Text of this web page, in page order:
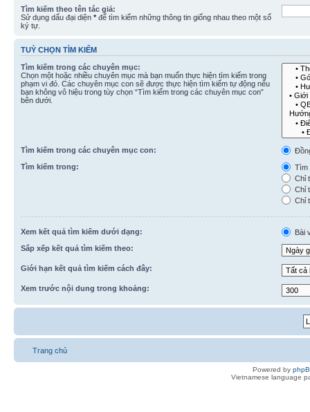
Tìm kiếm theo tên tác giả:
Sử dụng dấu đại diện * để tìm kiếm những thông tin giống nhau theo một số
ký tự.
TUỲ CHỌN TÌM KIẾM
Tìm kiếm trong các chuyên mục:
Chọn một hoặc nhiều chuyên mục mà bạn muốn thực hiện tìm kiếm trong
phạm vi đó. Các chuyên mục con sẽ được thực hiện tìm kiếm tự động nếu
bạn không vô hiệu trong tùy chọn “Tìm kiếm trong các chuyên mục con”
bên dưới.
Tìm kiếm trong các chuyên mục con:
Tìm kiếm trong:
Tìm
Chỉ
Chỉ
Chỉ
Xem kết quả tìm kiếm dưới dạng:
Bài
Sắp xếp kết quả tìm kiếm theo:
Giới hạn kết quả tìm kiếm cách đây:
Xem trước nội dung trong khoảng:
Trang chủ
Powered by
Vietnamese language